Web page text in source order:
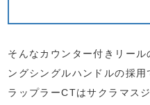
そんなカウンター付きリー
ングシングルハンドルの採
ラップラーCTはサクラマス